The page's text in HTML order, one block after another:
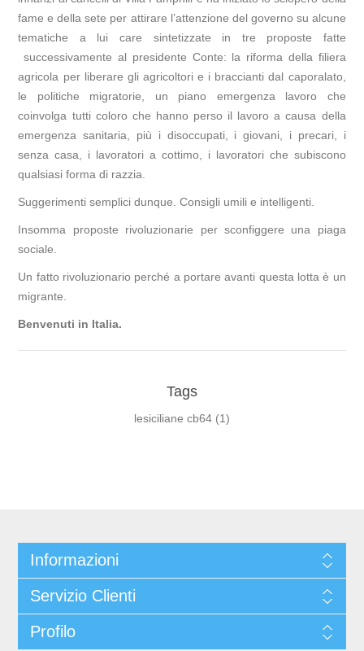
fame e della sete per attirare l’attenzione del governo su alcune
tematiche a lui care sintetizzate in tre proposte fatte
successivamente al presidente Conte: la riforma della filiera
agricola per liberare gli agricoltori e i braccianti dal caporalato,
le politiche migratorie, un piano emergenza lavoro che
coinvolga tutti coloro che hanno perso il lavoro a causa della
emergenza sanitaria, più i disoccupati, i giovani, i precari, i
senza casa, i lavoratori a cottimo, i lavoratori che subiscono
qualsiasi forma di razzia.
Suggerimenti semplici dunque. Consigli umili e intelligenti.
Insomma proposte rivoluzionarie per sconfiggere una piaga
sociale.
Un fatto rivoluzionario perché a portare avanti questa lotta è un
migrante.
Benvenuti in Italia.
Tags
lesiciliane cb64 (1)
Informazioni
Servizio Clienti
Profilo